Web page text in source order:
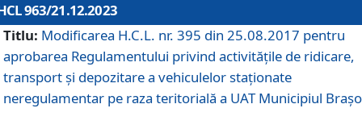
963/21.12.2023
Titlu: Modificarea H.C.L. nr. 395 din 25.08.2017 pentru
aprobarea Regulamentului privind activitățile de ridicare,
transport şi depozitare a vehiculelor staționate
neregulamentar pe raza teritorială a UAT Municipiul